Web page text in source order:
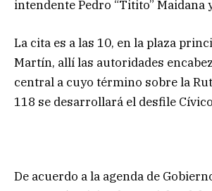
intendente Pedro “Titito” Maidana
La cita es a las 10, en la plaza
Martín, allí las autoridades
central a cuyo término sobre la
118 se desarrollará el desfile
De acuerdo a la agenda de